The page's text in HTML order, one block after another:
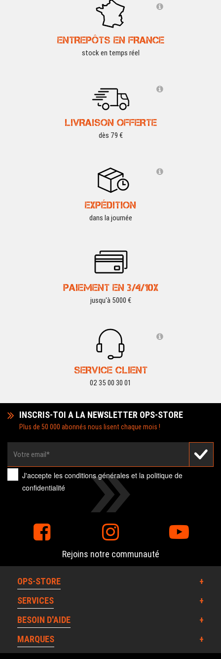
ENTREPÔTS EN FRANCE
stock en temps réel
LIVRAISON OFFERTE
dès 79 €
EXPÉDITION
dans la journée
PAIEMENT EN 3/4/10X
jusqu'à 5000 €
SERVICE CLIENT
02 35 00 30 01
INSCRIS-TOI A LA NEWSLETTER OPS-STORE
Plus de 50 000 abonnés nous lisent chaque mois !
J'accepte lesconditions générales et lapolitique de
confidentialité
Rejoins notre communauté
OPS-STORE
SERVICES
BESOIN D'AIDE
MARQUES